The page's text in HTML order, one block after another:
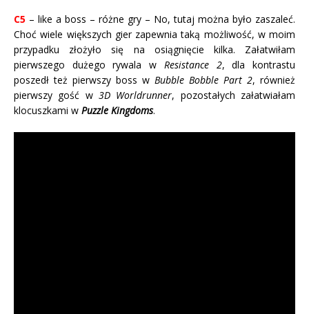
C5 – like a boss – różne gry – No, tutaj można było zaszaleć.
Choć wiele większych gier zapewnia taką możliwość, w moim
przypadku złożyło się na osiągnięcie kilka. Załatwiłam
pierwszego dużego rywala w Resistance 2, dla kontrastu
poszedł też pierwszy boss w Bubble Bobble Part 2, również
pierwszy gość w 3D Worldrunner, pozostałych załatwiałam
klocuszkami w Puzzle Kingdoms.